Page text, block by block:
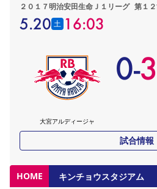
２０１７明治安田生命Ｊ１リーグ 第１
5.20 土 16:03
大宮アルディージャ
0-3
試合情報
HOME キンチョウスタジアム